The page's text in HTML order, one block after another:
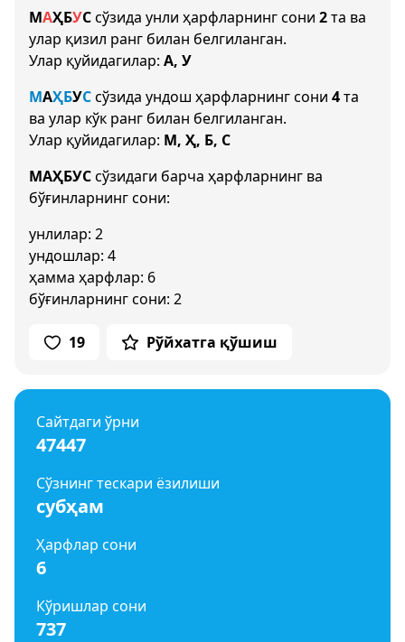
МАҲБУСсўзида унли ҳарфларнинг сони 2та ва
улар қизил ранг билан белгиланган.
Улар қуйидагилар: А, У
МАҲБУСсўзида ундош ҳарфларнинг сони 4та
ва улар кўк ранг билан белгиланган.
Улар қуйидагилар: М, Ҳ, Б, С
МАҲБУСсўзидаги барча ҳарфларнинг ва
бўғинларнинг сони:
унлилар: 2
ундошлар: 4
ҳамма ҳарфлар: 6
бўғинларнинг сони: 2
19 Рўйхатга қўшиш
Сайтдаги ўрни
47447
Сўзнинг тескари ёзилиши
субҳам
Ҳарфлар сони
6
Кўришлар сони
737